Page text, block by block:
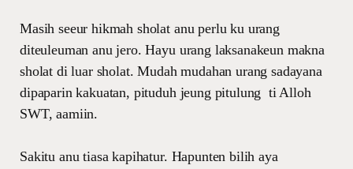
Masih seeur hikmah sholat anu perlu ku urang
diteuleuman anu jero. Hayu urang laksanakeun makna
sholat di luar sholat. Mudah mudahan urang sadayana
dipaparin kakuatan, pituduh jeung pitulung ti Alloh
SWT, aamiin.
Sakitu anu tiasa kapihatur. Hapunten bilih aya